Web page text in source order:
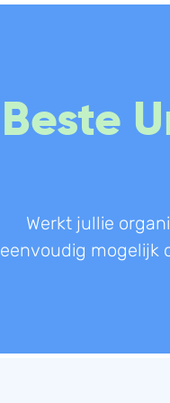
Beste
Werkt jullie
eenvoudig mogelijk